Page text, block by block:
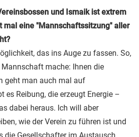
und Ismaik ist extrem
mal eine "Mannschaftssitzung" aller
das ins Auge zu fassen. So,
mache: Ihnen die
geht man auch mal auf
es Reibung, die erzeugt Energie –
dabei heraus. Ich will aber
wie der Verein zu führen ist und